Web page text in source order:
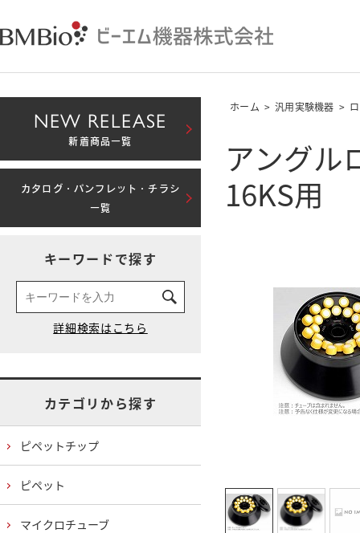
ホーム > 汎用実験機器 >
アングル
16KS用
NEW RELEASE
新着商品一覧
カタログ・パンフレット・チラシ
一覧
キーワードで探す
カテゴリから探す
ピペットチップ
ピペット
マイクロチューブ